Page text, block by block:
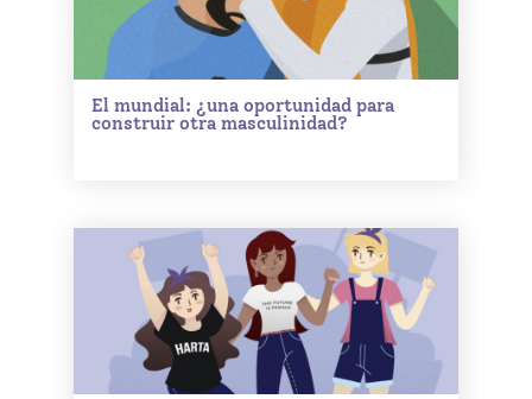
El mundial: ¿una oportunidad para
construir otra masculinidad?